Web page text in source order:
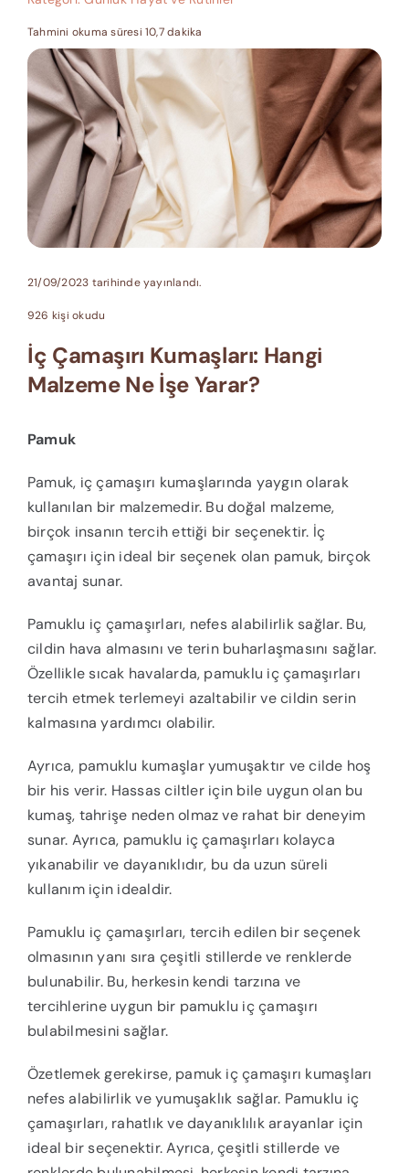
Tahmini okuma süresi 10,7 dakika
21/09/2023 tarihinde yayınlandı.
926 kişi okudu
İç Çamaşırı Kumaşları: Hangi
Malzeme Ne İşe Yarar?
Pamuk
Pamuk, iç çamaşırı kumaşlarında yaygın olarak
kullanılan bir malzemedir. Bu doğal malzeme,
birçok insanın tercih ettiği bir seçenektir. İç
çamaşırı için ideal bir seçenek olan pamuk, birçok
avantaj sunar.
Pamuklu iç çamaşırları, nefes alabilirlik sağlar. Bu,
cildin hava almasını ve terin buharlaşmasını sağlar.
Özellikle sıcak havalarda, pamuklu iç çamaşırları
tercih etmek terlemeyi azaltabilir ve cildin serin
kalmasına yardımcı olabilir.
Ayrıca, pamuklu kumaşlar yumuşaktır ve cilde hoş
bir his verir. Hassas ciltler için bile uygun olan bu
kumaş, tahrişe neden olmaz ve rahat bir deneyim
sunar. Ayrıca, pamuklu iç çamaşırları kolayca
yıkanabilir ve dayanıklıdır, bu da uzun süreli
kullanım için idealdir.
Pamuklu iç çamaşırları, tercih edilen bir seçenek
olmasının yanı sıra çeşitli stillerde ve renklerde
bulunabilir. Bu, herkesin kendi tarzına ve
tercihlerine uygun bir pamuklu iç çamaşırı
bulabilmesini sağlar.
Özetlemek gerekirse, pamuk iç çamaşırı kumaşları
nefes alabilirlik ve yumuşaklık sağlar. Pamuklu iç
çamaşırları, rahatlık ve dayanıklılık arayanlar için
ideal bir seçenektir. Ayrıca, çeşitli stillerde ve